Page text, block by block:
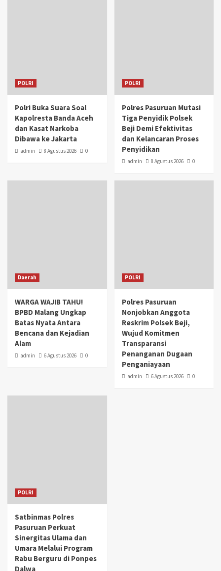
POLRI
Polri Buka Suara Soal
Kapolresta Banda Aceh
dan Kasat Narkoba
Dibawa ke Jakarta
admin 8 Agustus 2026 0
POLRI
Polres Pasuruan Mutasi
Tiga Penyidik Polsek
Beji Demi Efektivitas
dan Kelancaran Proses
Penyidikan
admin 8 Agustus 2026 0
Daerah
WARGA WAJIB TAHU!
BPBD Malang Ungkap
Batas Nyata Antara
Bencana dan Kejadian
Alam
admin 6 Agustus 2026 0
POLRI
Polres Pasuruan
Nonjobkan Anggota
Reskrim Polsek Beji,
Wujud Komitmen
Transparansi
Penanganan Dugaan
Penganiayaan
admin 6 Agustus 2026 0
POLRI
Satbinmas Polres
Pasuruan Perkuat
Sinergitas Ulama dan
Umara Melalui Program
Rabu Berguru di Ponpes
Dalwa